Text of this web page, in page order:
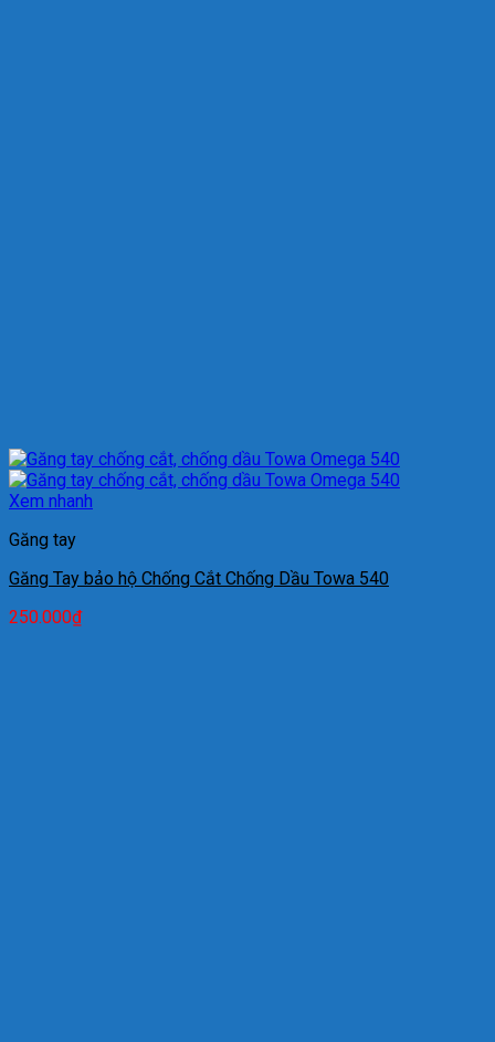
Xem nhanh
Găng tay
Găng Tay bảo hộ Chống Cắt Chống Dầu Towa 540
250.000₫